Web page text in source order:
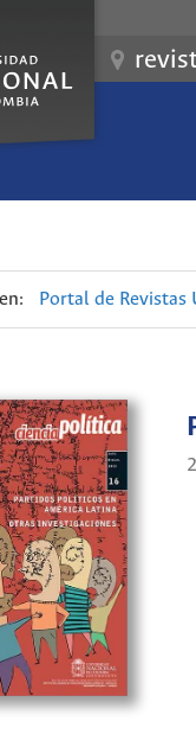
Portal de Revistas